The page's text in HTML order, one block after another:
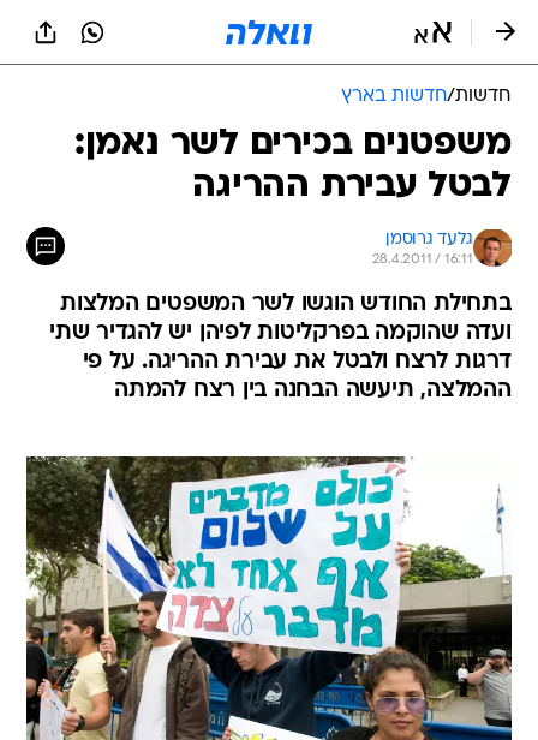
חדשות/חדשות בארץ
משפטנים בכירים לשר נאמן:
לבטל עבירת ההריגה
גלעד גרוסמן
28.4.2011 / 16:11
בתחילת החודש הוגשו לשר המשפטים המלצות
ועדה שהוקמה בפרקליטות לפיהן יש להגדיר שתי
דרגות לרצח ולבטל את עבירת ההריגה. על פי
ההמלצה, תיעשה הבחנה בין רצח להמתה